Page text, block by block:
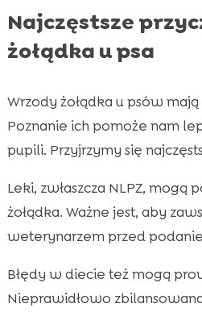
Najczęstsze
żołądka u psa
Wrzody żołądka u psów
Poznanie ich pomoże nam
pupili. Przyjrzymy się
Leki, zwłaszcza NLPZ,
żołądka. Ważne jest, aby
weterynarzem przed
Błędy w diecie też mogą
Nieprawidłowo